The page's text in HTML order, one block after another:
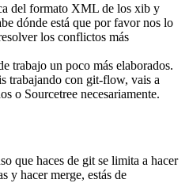
del formato XML de los xib y
dónde está que por favor nos lo
los conflictos más
trabajo un poco más elaborados.
trabajando con git-flow, vais a
o Sourcetree necesariamente.
que haces de git se limita a hacer
y hacer merge, estás de